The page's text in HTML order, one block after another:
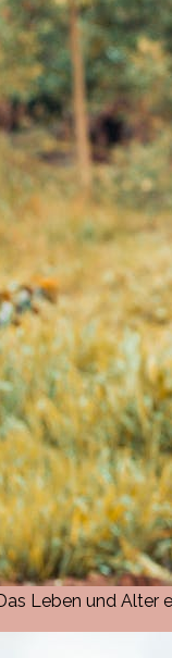
Leben und Alter